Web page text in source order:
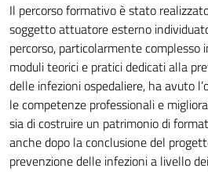
Il percorso formativo è stato
soggetto attuatore esterno
percorso, particolarmente complesso
moduli teorici e pratici dedicati alla
delle infezioni ospedaliere, ha avuto
le competenze professionali e
sia di costruire un patrimonio di
anche dopo la conclusione del
prevenzione delle infezioni a livello